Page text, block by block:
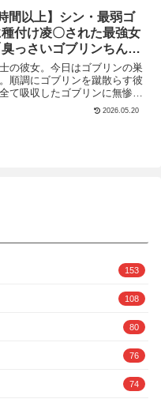
まいます。幸いにも彼女は勤
れても毎日通学しています。
時間をかけて彼女の緊張をほ
、快楽に溺れさせてあげまし
お触りの内容おっぱいを揉
振り向かせるキスをするお
アナルビーズ挿入etc......〇
夏の快楽具合によって受精率
う。〇動作環境アニメーシ
度に不安のある方は、体験版
はありません。 ・本文35P/
乳のお母さんが帰ってきた！
エロくなっちゃいます！貧乏
わず毎日健気に頑張るお母さ
に愛してくれて、何でもして
てくれる！そんなお母さんは
す！前回、前々回と息子と
は最近なかなか仕事にも集
近所迷惑になっているオホ声
つも明るく見えるトモコには
レスが溜まってしまい・・・
のイキリたったデカチン。目
た勢いと欲求不満のカラダは
子との絡み合い…。理性のタ
てしまう。久々のSEXと息
貞操観念。逞しくなった息子
いと思いながらももう戻れな
トモコは息子の欲望の為に肛
を減らして息子と過ごす時間
しまうのか・・・。◆あらす
間以上】シン・最弱ゴ
付け凌〇された最強女
っさいゴブリンちんぽ
対に負けんぞ！！」
ファンタジー】
の彼女。今日はゴブリンの巣
順調にゴブリンを蹴散らす彼
て吸収したゴブリンに無惨に
でのゴブリンの被害者同様
最強女冒険者II「臭っさい
んぞ！！」最弱ゴブリンに種
念作品」最弱ゴブリンの女冒
版】ゴブリンスレイヤー女子
girl lost.【トラックリス
！（乳首責め、イラマチオ、
2026.05.20
153
108
80
76
74